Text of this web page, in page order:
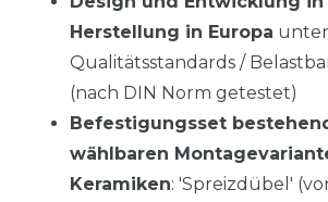
Herstellung in Europa
Qualitätsstandards /
(nach DIN Norm getestet)
Befestigungsset
wählbaren
Keramiken: 'Spreizdübel'